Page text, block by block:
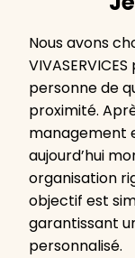
Nous avons
personne de
proximité.
management
aujourd’hui
organisation
objectif est
garantissant
personnalisé.